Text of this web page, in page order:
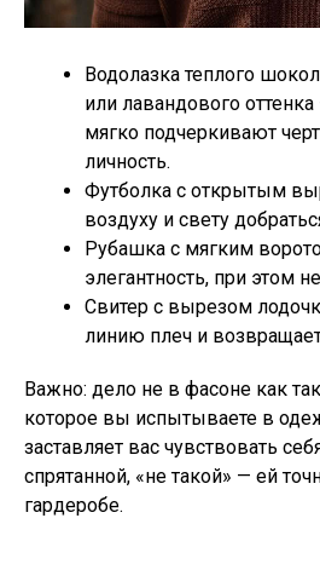
Водолазка теплого
или лавандового
мягко подчеркивают
личность.
Футболка с открытым
воздуху и свету
Рубашка с мягким
элегантность, при этом
Свитер с вырезом
линию плеч и
Важно: дело не в фасоне как
которое вы испытываете в
заставляет вас чувствовать
спрятанной, «не такой» — ей
гардеробе.